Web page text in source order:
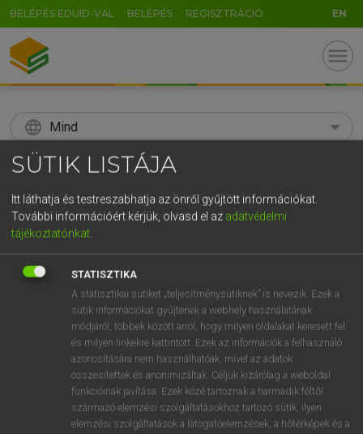
BELÉPÉS EDUID-VAL BELÉPÉS REGISZTRÁCIÓ EN
menu
language Mind
search
KERESÉS
Díjmentes angol szótár
spider crab fn tengeri pók
⚲ spider crabkeresése szótárainkban
SÜTIK LISTÁJA
Itt láthatja és testreszabhatja az önről gyűjtött információkat.
További információért kérjük, olvasd el az adatvédelmi
tájékoztatónkat
STATISZTIKA
A statisztikai sütiket „teljesítménysütiknek” is nevezik. Ezek a
sütik információkat gyűjtenek a webhely használatának
módjáról, többek között arról, hogy milyen oldalakat keresett fel
és milyen linkekre kattintott. Ezek az információk a felhasználó
azonosítására nem használhatóak, mivel az adatok
összesítettek és anonimizáltak. Céljuk kizárólag a weboldal
funkcióinak javítása. Ezek közé tartoznak a harmadik féltől
származó elemzési szolgáltatásokhoz tartozó sütik; ilyen
elemzési szolgáltatások a látogatóelemzések, a hőtérképek és a
GR
5 6 7 8 9 ö ü ó
r t z u i o p ő ú
k l ű
n m , . AltGr